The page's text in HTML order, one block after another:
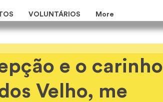
VOLUNTÁRIOS More
e o carinho
Velho, me